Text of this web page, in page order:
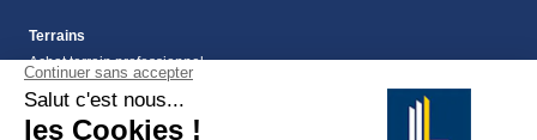
Terrains
Achat terrain professionnel
location de terrain Alpes Maritimes (06)
Maritimes (06)